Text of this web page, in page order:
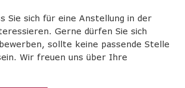
Sie sich für eine Anstellung in der
Gerne dürfen Sie sich
sollte keine passende Stelle
Wir freuen uns über Ihre